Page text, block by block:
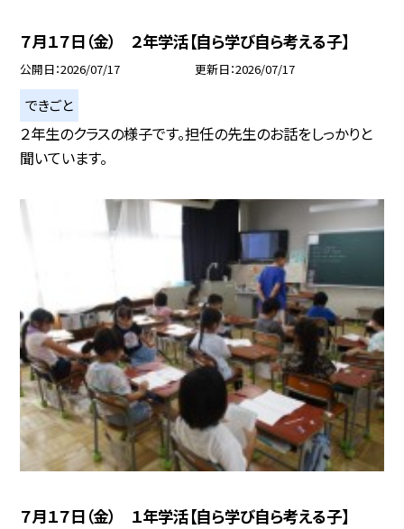
７月１７日（金） ２年学活【自ら学び自ら考える子】
公開日 2026/07/17 更新日 2026/07/17
できごと
２年生のクラスの様子です。担任の先生のお話をしっかりと
聞いています。
７月１７日（金） １年学活【自ら学び自ら考える子】